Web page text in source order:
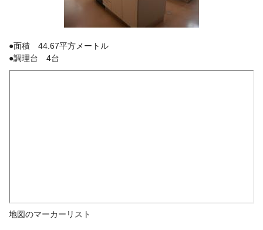
●面積 44.67平方メートル
●調理台 4台
地図のマーカーリスト